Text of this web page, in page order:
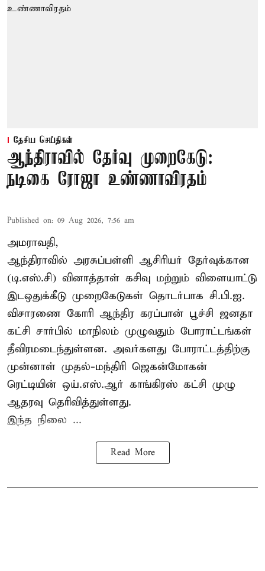
தேசிய செய்திகள்
ஆந்திராவில் தேர்வு முறைகேடு:
நடிகை ரோஜா உண்ணாவிரதம்
Published on: 09 Aug 2026, 7:56 am
அமராவதி,
ஆந்திராவில் அரசுப்பள்ளி ஆசிரியர் தேர்வுக்கான
(டி.எஸ்.சி) வினாத்தாள் கசிவு மற்றும் விளையாட்டு
இடஒதுக்கீடு முறைகேடுகள் தொடர்பாக சி.பி.ஐ.
விசாரணை கோரி ஆந்திர கரப்பான் பூச்சி ஜனதா
கட்சி சார்பில் மாநிலம் முழுவதும் போராட்டங்கள்
தீவிரமடைந்துள்ளன. அவர்களது போராட்டத்திற்கு
முன்னாள் முதல்-மந்திரி ஜெகன்மோகன்
ரெட்டியின் ஒய்.எஸ்.ஆர் காங்கிரஸ் கட்சி முழு
ஆதரவு தெரிவித்துள்ளது.
இந்த நிலை ...
Read More